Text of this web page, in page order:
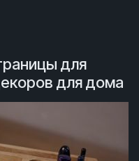
для
для дома